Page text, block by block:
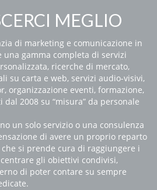
MEGLIO
di marketing e comunicazione in
gamma completa di servizi
ricerche di mercato,
su carta e web, servizi audio-visivi,
organizzazione eventi, formazione,
2008 su “misura” da personale
un solo servizio o una consulenza
di avere un proprio reparto
si prende cura di raggiungere i
gli obiettivi condivisi,
di poter contare su sempre